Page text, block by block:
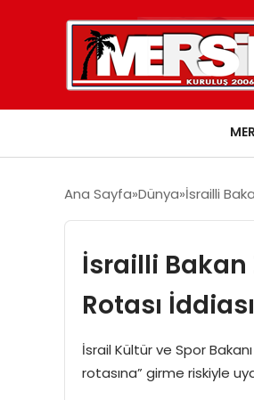
Ana Sayfa Dünya İsrailli
İsrailli Bakan
Rotası İddiası
İsrail Kültür ve Spor
rotasına” girme riskiyle